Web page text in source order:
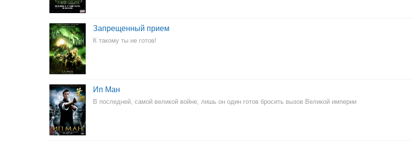
Запрещенный прием
К такому ты не готов!
Ип Ман
В последней, самой великой войне, лишь он один готов бросить вызов Великой империи